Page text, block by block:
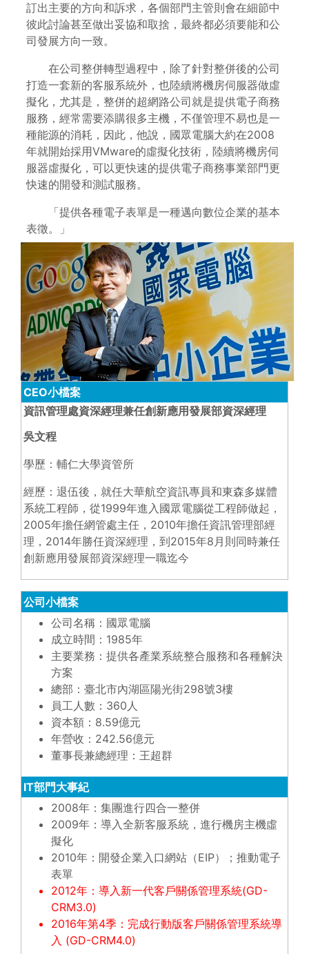
訂出主要的方向和訴求，各個部門主管則會在細節中
彼此討論甚至做出妥協和取捨，最終都必須要能和公
司發展方向一致。
在公司整併轉型過程中，除了針對整併後的公司
打造一套新的客服系統外，也陸續將機房伺服器做虛
擬化，尤其是，整併的超網路公司就是提供電子商務
服務，經常需要添購很多主機，不僅管理不易也是一
種能源的消耗，因此，他說，國眾電腦大約在2008
年就開始採用VMware的虛擬化技術，陸續將機房伺
服器虛擬化，可以更快速的提供電子商務事業部門更
快速的開發和測試服務。
「提供各種電子表單是一種邁向數位企業的基本
表徵。」
CEO小檔案
資訊管理處資深經理兼任創新應用發展部資深經理
吳文程
學歷：輔仁大學資管所
經歷：退伍後，就任大華航空資訊專員和東森多媒體
系統工程師，從1999年進入國眾電腦從工程師做起，
2005年擔任網管處主任，2010年擔任資訊管理部經
理，2014年勝任資深經理，到2015年8月則同時兼任
創新應用發展部資深經理一職迄今
公司小檔案
公司名稱：國眾電腦
成立時間：1985年
主要業務：提供各產業系統整合服務和各種解決
方案
總部：臺北市內湖區陽光街298號3樓
員工人數：360人
資本額：8.59億元
年營收：242.56億元
董事長兼總經理：王超群
IT部門大事紀
2008年：集團進行四合一整併
2009年：導入全新客服系統，進行機房主機虛
擬化
2010年：開發企業入口網站（EIP）；推動電子
表單
2012年：導入新一代客戶關係管理系統(GD-
CRM3.0)
2016年第4季：完成行動版客戶關係管理系統導
入 (GD-CRM4.0)